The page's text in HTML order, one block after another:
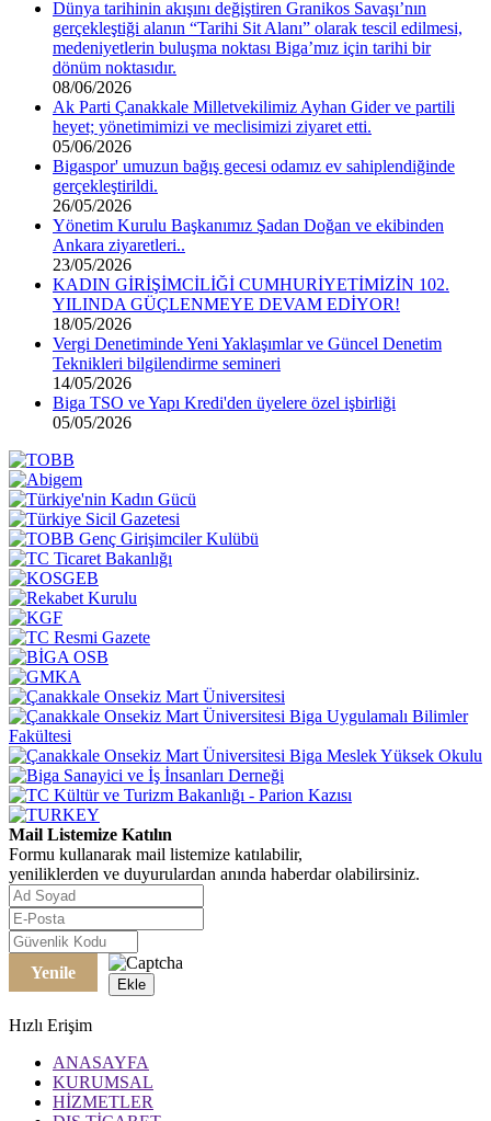
Dünya tarihinin akışını değiştiren Granikos Savaşı’nın
gerçekleştiği alanın “Tarihi Sit Alanı” olarak tescil edilmesi,
medeniyetlerin buluşma noktası Biga’mız için tarihi bir
dönüm noktasıdır.
08/06/2026
Ak Parti Çanakkale Milletvekilimiz Ayhan Gider ve partili
heyet; yönetimimizi ve meclisimizi ziyaret etti.
05/06/2026
Bigaspor' umuzun bağış gecesi odamız ev sahiplendiğinde
gerçekleştirildi.
26/05/2026
Yönetim Kurulu Başkanımız Şadan Doğan ve ekibinden
Ankara ziyaretleri..
23/05/2026
KADIN GİRİŞİMCİLİĞİ CUMHURİYETİMİZİN 102.
YILINDA GÜÇLENMEYE DEVAM EDİYOR!
18/05/2026
Vergi Denetiminde Yeni Yaklaşımlar ve Güncel Denetim
Teknikleri bilgilendirme semineri
14/05/2026
Biga TSO ve Yapı Kredi'den üyelere özel işbirliği
05/05/2026
Mail Listemize Katılın
Formu kullanarak mail listemize katılabilir,
yeniliklerden ve duyurulardan anında haberdar olabilirsiniz.
Yenile
Ekle
Hızlı Erişim
ANASAYFA
KURUMSAL
HİZMETLER